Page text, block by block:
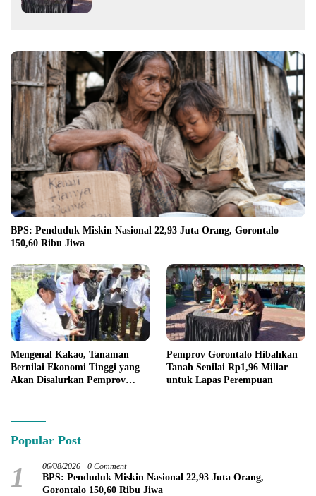
BPS: Penduduk Miskin Nasional 22,93 Juta Orang, Gorontalo
150,60 Ribu Jiwa
Mengenal Kakao, Tanaman
Bernilai Ekonomi Tinggi yang
Akan Disalurkan Pemprov
Pemprov Gorontalo Hibahkan
Tanah Senilai Rp1,96 Miliar
untuk Lapas Perempuan
Popular Post
1 06/08/2026 0 Comment
BPS: Penduduk Miskin Nasional 22,93 Juta Orang,
Gorontalo 150,60 Ribu Jiwa